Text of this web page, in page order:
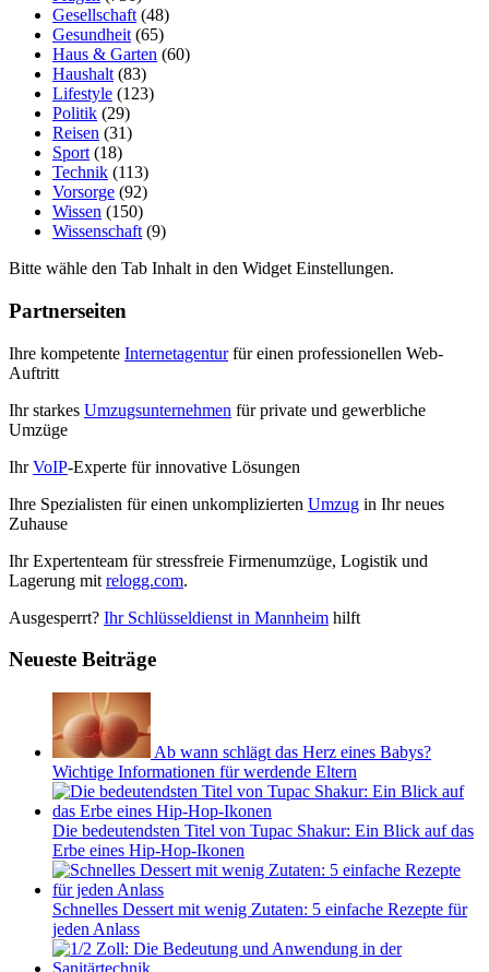
Gesellschaft (48)
Gesundheit (65)
Haus & Garten (60)
Haushalt (83)
Lifestyle (123)
Politik (29)
Reisen (31)
Sport (18)
Technik (113)
Vorsorge (92)
Wissen (150)
Wissenschaft (9)
Bitte wähle den Tab Inhalt in den Widget Einstellungen.
Partnerseiten
Ihre kompetente Internetagenturfür einen professionellen Web-
Auftritt
Ihr starkes Umzugsunternehmen für private und gewerbliche
Umzüge
IhrVoIP-Experte für innovative Lösungen
Ihre Spezialisten für einen unkomplizierten Umzug in Ihr neues
Zuhause
Ihr Expertenteam für stressfreie Firmenumzüge, Logistik und
Lagerung mit relogg.com.
Ausgesperrt? Ihr Schlüsseldienst in Mannheim hilft
Neueste Beiträge
Ab wann schlägt das Herz eines Babys?
Wichtige Informationen für werdende Eltern
Die bedeutendsten Titel von Tupac Shakur: Ein Blick auf das
Erbe eines Hip-Hop-Ikonen
Schnelles Dessert mit wenig Zutaten: 5 einfache Rezepte für
jeden Anlass